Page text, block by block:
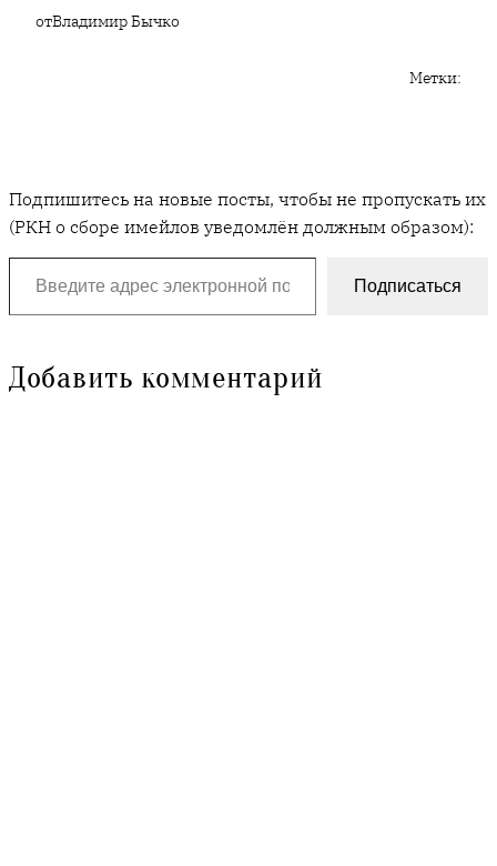
отВладимир Бычко
Метки:
Подпишитесь на новые посты, чтобы не пропускать их
(РКН о сборе имейлов уведомлён должным образом):
Введите адрес электронной почты…
Подписаться
Добавить комментарий